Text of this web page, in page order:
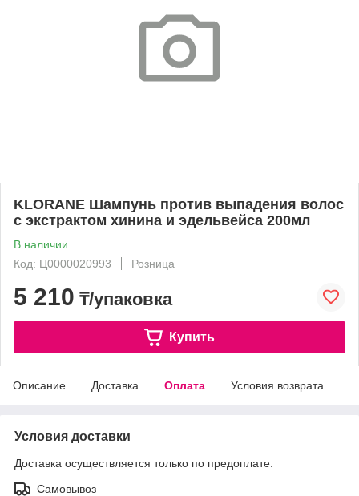
KLORANE Шампунь против выпадения волос
с экстрактом хинина и эдельвейса 200мл
В наличии
Код: Ц0000020993
Розница
5 210 ₸/упаковка
Купить
Описание Доставка Оплата Условия возврата
Условия доставки
Доставка осуществляется только по предоплате.
Самовывоз